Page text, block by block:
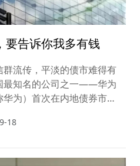
要告诉你我多有钱
流传，平淡的债市难得有
最知名的公司之一——华为
为）首次在内地债券市场
18